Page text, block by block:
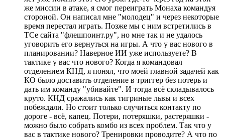
же миссии в атаке, я смог переиграть Монаха командуя
стороной. Он написал мне "молодец" и через некоторые
время перестал играть. Позже мы с ним встретились в
ТСе сайта "флешпоинт.ру", но мне так и не удалось
уговорить его вернуться на игры. А что у вас нового в
планировании? Наверное ИИ уже используете? В
тактике у вас что нового? Когда я командовал
отделением КНД, я понял, что моей главной задачей как
КО было доставить отделение в триггер без потерь и
дать им команду "убивайте". И тогда всё складывалось
круто. КНД сражались как тигриные львы и всех
побеждали. Но стоит только случиться контакту по
дороге - всё, капец. Потери, потеряшки, растеряшки -
можно было собрать комбо из всех проблем. Так что у
вас в тактике нового? Тренировки проводите? А что по